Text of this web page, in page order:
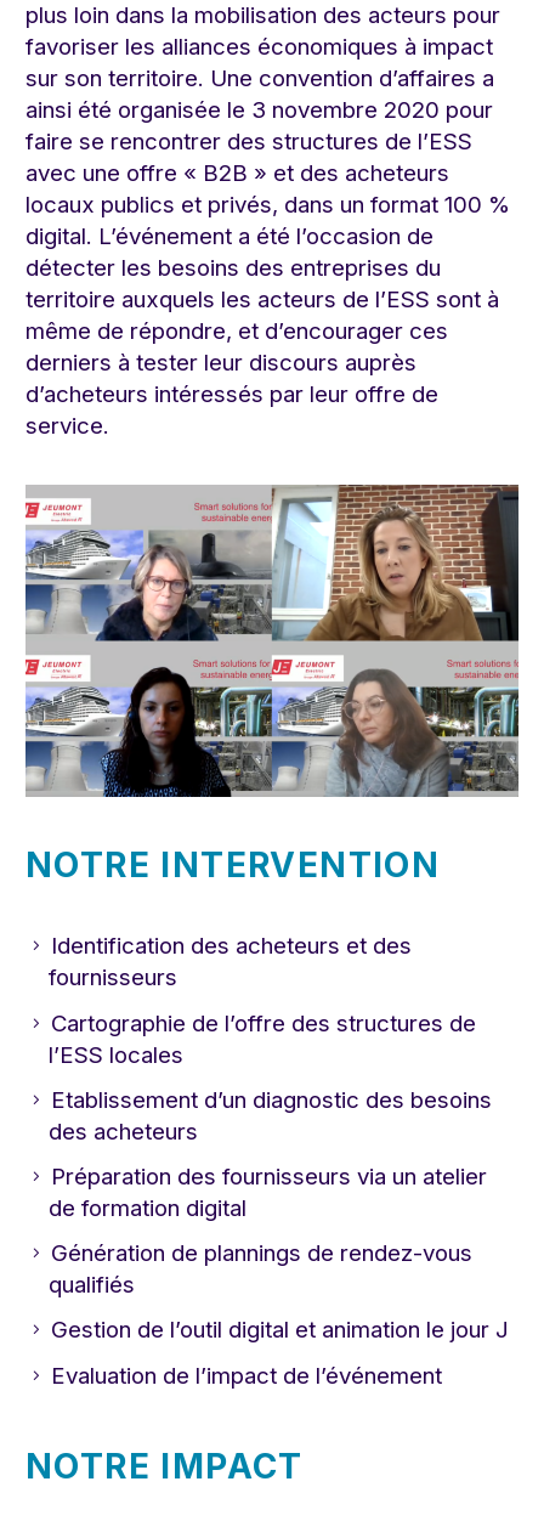
plus loin dans la mobilisation des acteurs pour
favoriser les alliances économiques à impact
sur son territoire. Une convention d’affaires a
ainsi été organisée le 3 novembre 2020 pour
faire se rencontrer des structures de l’ESS
avec une offre « B2B » et des acheteurs
locaux publics et privés, dans un format 100 %
digital. L’événement a été l’occasion de
détecter les besoins des entreprises du
territoire auxquels les acteurs de l’ESS sont à
même de répondre, et d’encourager ces
derniers à tester leur discours auprès
d’acheteurs intéressés par leur offre de
service.
NOTRE INTERVENTION
Identification des acheteurs et des
fournisseurs
Cartographie de l’offre des structures de
l’ESS locales
Etablissement d’un diagnostic des besoins
des acheteurs
Préparation des fournisseurs via un atelier
de formation digital
Génération de plannings de rendez-vous
qualifiés
Gestion de l’outil digital et animation le jour J
Evaluation de l’impact de l’événement
NOTRE IMPACT